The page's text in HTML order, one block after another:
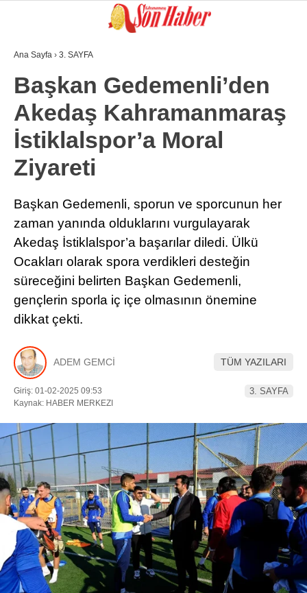
Facebook
Instagram
Youtube
GÜNDEM
3. SAYFA
SPOR
EĞİTİM
KÜLTÜR SANAT
EKONOMİ
YAZARLAR
Ana Sayfa › 3. SAYFA
Başkan Gedemenli’den
Akedaş Kahramanmaraş
İstiklalspor’a Moral
Ziyareti
Başkan Gedemenli, sporun ve sporcunun her
zaman yanında olduklarını vurgulayarak
Akedaş İstiklalspor’a başarılar diledi. Ülkü
Ocakları olarak spora verdikleri desteğin
süreceğini belirten Başkan Gedemenli,
gençlerin sporla iç içe olmasının önemine
dikkat çekti.
ADEM GEMCİ TÜM YAZILARI
Giriş: 01-02-2025 09:53
Kaynak: HABER MERKEZI
3. SAYFA